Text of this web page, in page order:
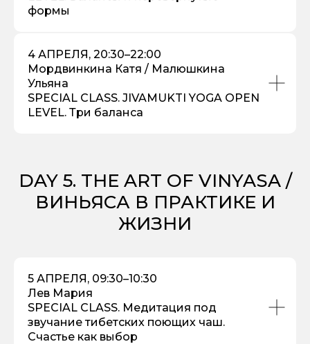
формы
4 АПРЕЛЯ, 20:30–22:00
Мордвинкина Катя / Малюшкина
Ульяна
SPECIAL CLASS. JIVAMUKTI YOGA OPEN
LEVEL. Три баланса
DAY 5. THE ART OF VINYASA /
ВИНЬЯСА В ПРАКТИКЕ И
ЖИЗНИ
5 АПРЕЛЯ, 09:30–10:30
Лев Мария
SPECIAL CLASS. Медитация под
звучание тибетских поющих чаш.
Счастье как выбор